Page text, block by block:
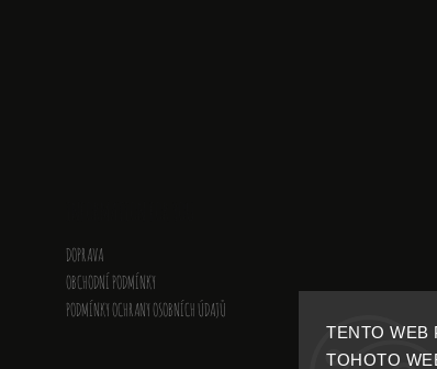
TENTO WEB
TOHOTO
DOPRAVA
OBCHODNÍ PODMÍNKY
PODMÍNKY OCHRANY OSOBNÍCH ÚDAJŮ